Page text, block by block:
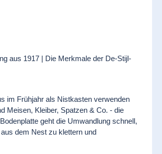
aus 1917 | Die Merkmale der De-Stijl-
im Frühjahr als Nistkasten verwenden
Meisen, Kleiber, Spatzen & Co. - die
geht die Umwandlung schnell,
dem Nest zu klettern und